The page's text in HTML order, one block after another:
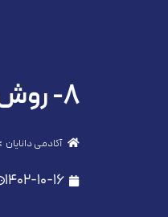
۸- روش بنچ مارکینگ و تحلیل ضرایب
آکادمی دانایان
1402-10-16